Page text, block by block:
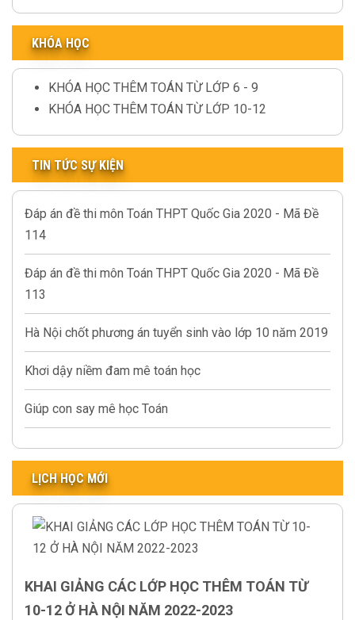
KHÓA HỌC
KHÓA HỌC THÊM TOÁN TỪ LỚP 6 - 9
KHÓA HỌC THÊM TOÁN TỪ LỚP 10-12
TIN TỨC SỰ KIỆN
Đáp án đề thi môn Toán THPT Quốc Gia 2020 - Mã Đề
114
Đáp án đề thi môn Toán THPT Quốc Gia 2020 - Mã Đề
113
Hà Nội chốt phương án tuyển sinh vào lớp 10 năm 2019
Khơi dậy niềm đam mê toán học
Giúp con say mê học Toán
LỊCH HỌC MỚI
KHAI GIẢNG CÁC LỚP HỌC THÊM TOÁN TỪ
10-12 Ở HÀ NỘI NĂM 2022-2023